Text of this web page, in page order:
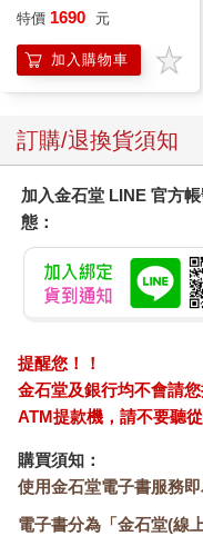
化 擴充包 綠寶石風暴
特價 1690 元
加入購物車
訂購/退換貨須知
加入金石堂 LINE 官方
態：
提醒您！！
金石堂及銀行均不會請
ATM提款機，請不要聽
購買須知：
使用金石堂電子書服務
電子書分為「金石堂(線